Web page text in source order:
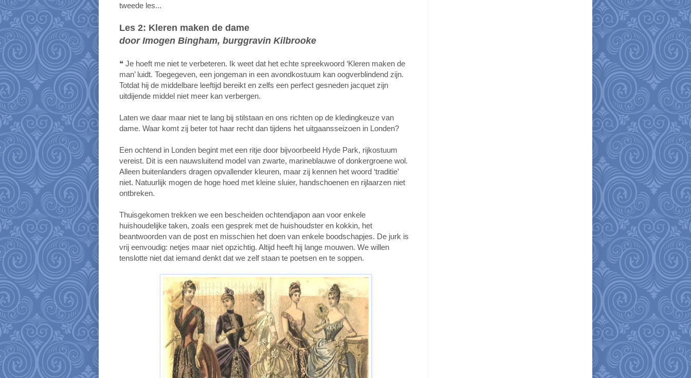
tweede les...
Les 2: Kleren maken de dame
door Imogen Bingham, burggravin Kilbrooke
❝ Je hoeft me niet te verbeteren. Ik weet dat het echte spreekwoord ‘Kleren maken de
man’ luidt. Toegegeven, een jongeman in een avondkostuum kan oogverblindend zijn.
Totdat hij de middelbare leeftijd bereikt en zelfs een perfect gesneden jacquet zijn
uitdijende middel niet meer kan verbergen.
Laten we daar maar niet te lang bij stilstaan en ons richten op de kledingkeuze van
dame. Waar komt zij beter tot haar recht dan tijdens het uitgaansseizoen in Londen?
Een ochtend in Londen begint met een ritje door bijvoorbeeld Hyde Park, rijkostuum
vereist. Dit is een nauwsluitend model van zwarte, marineblauwe of donkergroene wol.
Alleen buitenlanders dragen opvallender kleuren, maar zij kennen het woord ‘traditie’
niet. Natuurlijk mogen de hoge hoed met kleine sluier, handschoenen en rijlaarzen niet
ontbreken.
Thuisgekomen trekken we een bescheiden ochtendjapon aan voor enkele
huishoudelijke taken, zoals een gesprek met de huishoudster en kokkin, het
beantwoorden van de post en misschien het doen van enkele boodschapjes. De jurk is
vrij eenvoudig: netjes maar niet opzichtig. Altijd heeft hij lange mouwen. We willen
tenslotte niet dat iemand denkt dat we zelf staan te poetsen en te soppen.